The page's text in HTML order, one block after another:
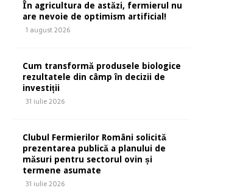
În agricultura de astăzi, fermierul nu
are nevoie de optimism artificial!
1 august 2026
Cum transformă produsele biologice
rezultatele din câmp în decizii de
investiții
31 iulie 2026
Clubul Fermierilor Români solicită
prezentarea publică a planului de
măsuri pentru sectorul ovin și
termene asumate
31 iulie 2026